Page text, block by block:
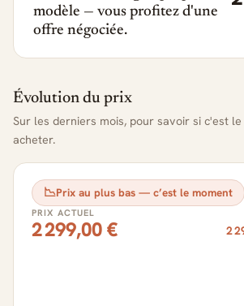
modèle — vous profitez d'une
offre négociée.
Évolution du prix
Sur les derniers mois, pour savoir si c'est
acheter.
📉Prix au plus bas — c’est le moment
PRIX ACTUEL
2 299,00 € 2